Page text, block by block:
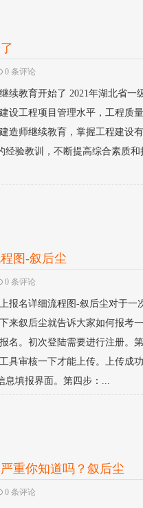
0 条评论
续教育开始了 2021年湖北省
设工程项目管理水平，工程质
造师继续教育，掌握工程建设
验教训，不断提高综合素质
图-叙后尘
0 条评论
报名详细流程图-叙后尘对于
来叙后尘就告诉大家如何报考
名。初次登陆需要进行注册。
具审核一下才能上传。上传成
息填报界面。第四步：...
重你知道吗？叙后尘
0 条评论